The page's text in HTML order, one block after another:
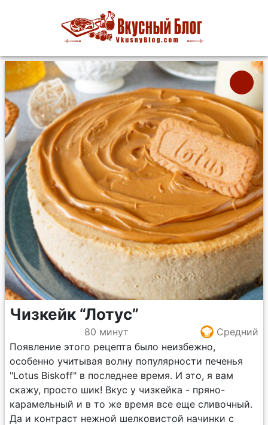
Чизкейк “Лотус”
80 минут
Средний
Появление этого рецепта было неизбежно,
особенно учитывая волну популярности печенья
"Lotus Biskoff" в последнее время. И это, я вам
скажу, просто шик! Вкус у чизкейка - пряно-
карамельный и в то же время все еще сливочный.
Да и контраст нежной шелковистой начинки с